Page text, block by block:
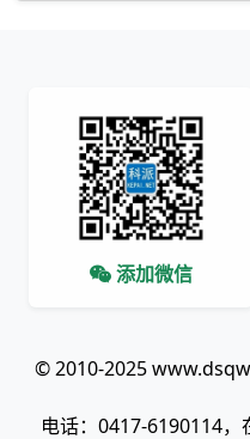
添加微信
© 2010-2025
电话：0417-6190114